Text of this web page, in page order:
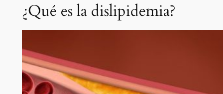
¿Qué es la dislipidemia?